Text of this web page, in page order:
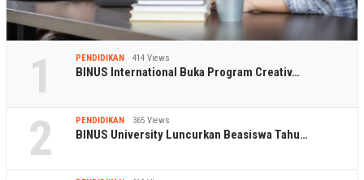
1 PENDIDIKAN 414 Views
BINUS International Buka Program Creativ…
2 PENDIDIKAN 365 Views
BINUS University Luncurkan Beasiswa Tahu…